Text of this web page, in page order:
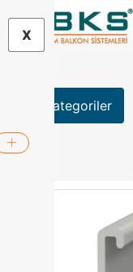
X
Kategoriler